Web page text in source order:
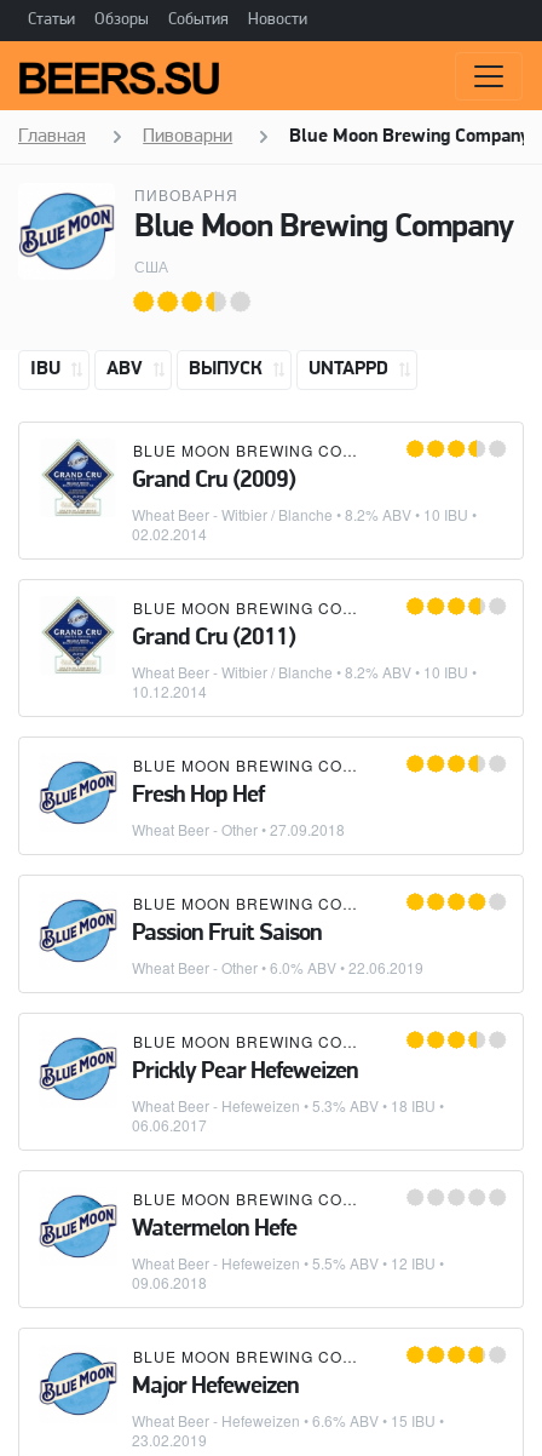
Статьи Обзоры События Новости
Главная Пивоварни Blue Moon Brewing Company
ПИВОВАРНЯ
Blue Moon Brewing Company
США
IBU ABV ВЫПУСК UNTAPPD
BLUE MOON BREWING COMPANY
Grand Cru (2009)
Wheat Beer - Witbier / Blanche • 8.2% ABV • 10 IBU •
02.02.2014
BLUE MOON BREWING COMPANY
Grand Cru (2011)
Wheat Beer - Witbier / Blanche • 8.2% ABV • 10 IBU •
10.12.2014
BLUE MOON BREWING COMPANY
Fresh Hop Hef
Wheat Beer - Other•27.09.2018
BLUE MOON BREWING COMPANY
Passion Fruit Saison
Wheat Beer - Other• 6.0% ABV •22.06.2019
BLUE MOON BREWING COMPANY
Prickly Pear Hefeweizen
Wheat Beer - Hefeweizen • 5.3% ABV • 18 IBU •
06.06.2017
BLUE MOON BREWING COMPANY
Watermelon Hefe
Wheat Beer - Hefeweizen • 5.5% ABV • 12 IBU •
09.06.2018
BLUE MOON BREWING COMPANY
Major Hefeweizen
Wheat Beer - Hefeweizen • 6.6% ABV • 15 IBU •
23.02.2019